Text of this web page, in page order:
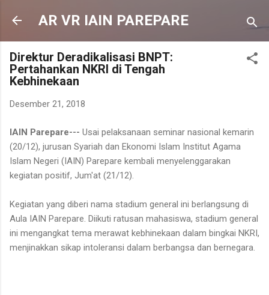
Langsung ke konten utama
AR VR IAIN PAREPARE
Direktur Deradikalisasi BNPT:
Pertahankan NKRI di Tengah
Kebhinekaan
Desember 21, 2018
IAIN Parepare--- Usai pelaksanaan seminar nasional kemarin
(20/12), jurusan Syariah dan Ekonomi Islam Institut Agama
Islam Negeri (IAIN) Parepare kembali menyelenggarakan
kegiatan positif, Jum'at (21/12).
Kegiatan yang diberi nama stadium general ini berlangsung di
Aula IAIN Parepare. Diikuti ratusan mahasiswa, stadium general
ini mengangkat tema merawat kebhinekaan dalam bingkai NKRI,
menjinakkan sikap intoleransi dalam berbangsa dan bernegara.